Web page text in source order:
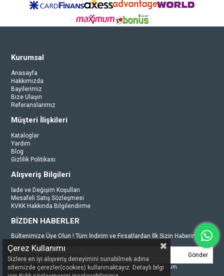
Kurumsal
Anasayfa
Hakkımızda
Bayilerimiz
Bize Ulaşın
Referanslarımız
Müşteri İlişkileri
Kataloglar
Yardım
Blog
Gizlilik Politikası
Alışveriş Bilgileri
İade ve Değişim Koşulları
Mesafeli Satış Sözleşmesi
KVKK Hakkında Bilgilendirme
BİZDEN HABERLER
Bültenimize Üye Olun ! Tüm İndirim ve Fırsatlardan İlk Sizin Haberiniz
Gönder
Üyelik koşullarınıvekişisel verileriminkorunmasını kabul ediyorum.
Çerez Kullanımı
Sizlere en iyi alışveriş deneyimini sunabilmek adına
sitemizde çerezler(cookies) kullanmaktayız. Detaylı bilgi